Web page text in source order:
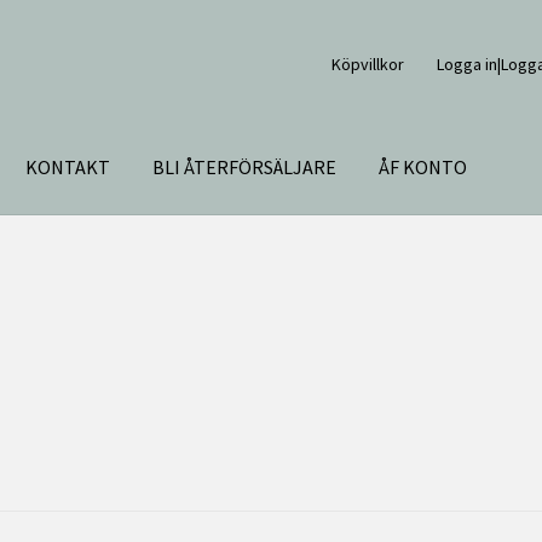
Köpvillkor Logga
KONTAKT BLI ÅTERFÖRSÄLJARE ÅF KONTO